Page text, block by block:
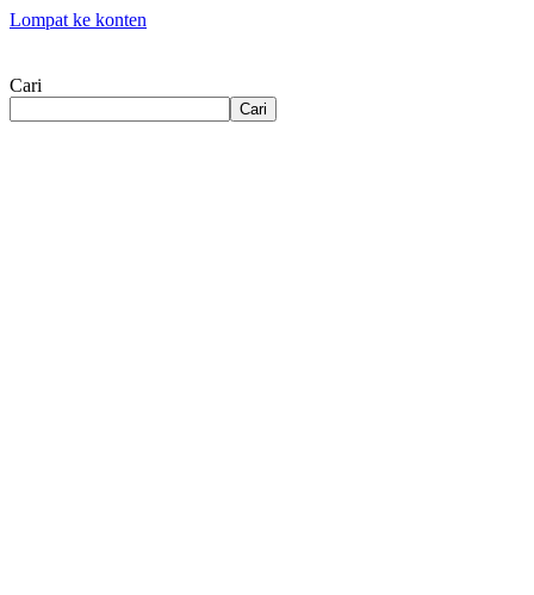
Lompat ke konten
Cari
Cari